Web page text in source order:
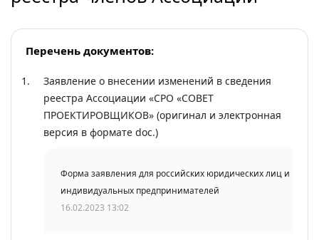
Перечень документов:
Заявление о внесении изменений в сведения
реестра Ассоциации «СРО «СОВЕТ
ПРОЕКТИРОВЩИКОВ» (оригинал и электронная
версия в формате doc.)
Форма заявления для российских юридических лиц и
индивидуальных предпринимателей
16.02.2023 13:02